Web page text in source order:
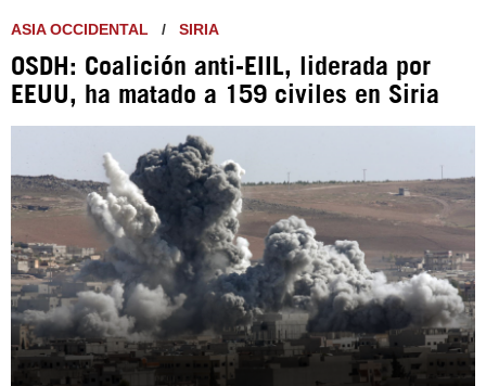
Instagram como: hispan_tv
https://www.facebook.com/Nexolatino.Canal
https://www.youtube.com/@nexo_latino
https://t.me/hispantvcanal
ASIA OCCIDENTAL / SIRIA
OSDH: Coalición anti-EIIL, liderada por
EEUU, ha matado a 159 civiles en Siria